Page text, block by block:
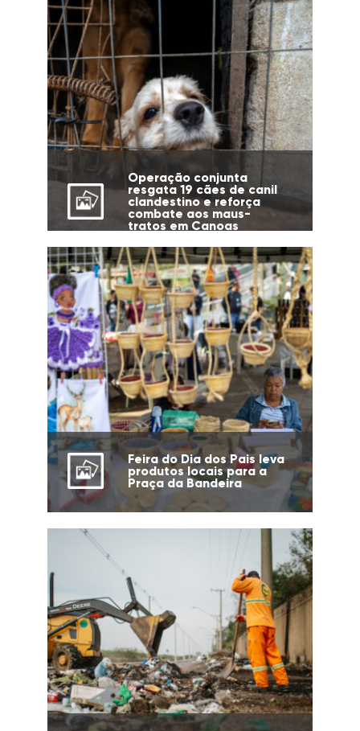
Operação conjunta
resgata 19 cães de canil
clandestino e reforça
combate aos maus-
tratos em Canoas
Feira do Dia dos Pais leva
produtos locais para a
Praça da Bandeira